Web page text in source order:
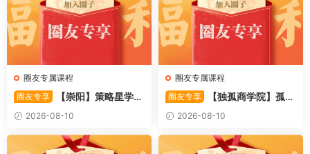
圈友专属课程
圈友专享
【崇阳】策略星学
院-崇阳-日内期权t+0战法 6视
频
2026-08-10
圈友专属课程
圈友专享
【独孤商学院】孤独
商学院 孤独《股票T+0日内交
易实战课》共10集
2026-08-10